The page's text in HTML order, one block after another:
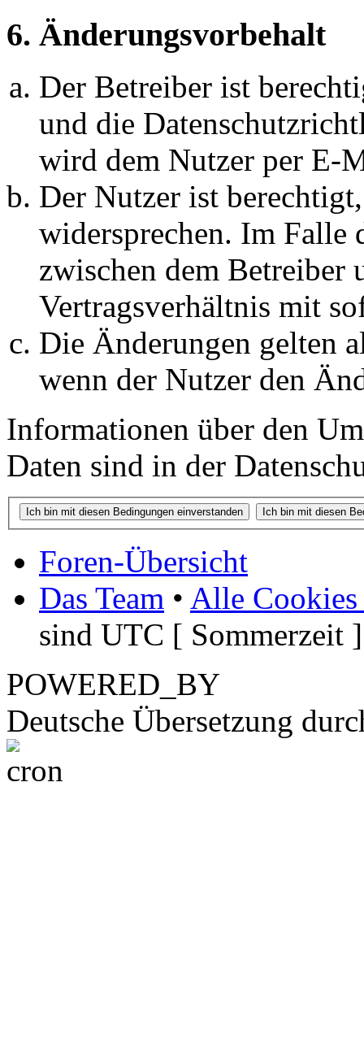
6. Änderungsvorbehalt
Der Betreiber ist
und die
wird dem Nutzer per E-
Der Nutzer ist
widersprechen. Im Falle
zwischen dem Betreiber
Vertragsverhältnis mit
Die Änderungen gelten
wenn der Nutzer den
Informationen über den
Daten sind in der
Foren-Übersicht
Das Team • Alle Cookies
sind UTC [ Sommerzeit ]
POWERED_BY
Deutsche Übersetzung